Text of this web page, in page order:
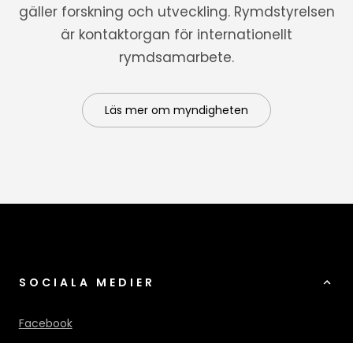
gäller forskning och utveckling. Rymdstyrelsen
är kontaktorgan för internationellt
rymdsamarbete.
Läs mer om myndigheten
SOCIALA MEDIER
Facebook